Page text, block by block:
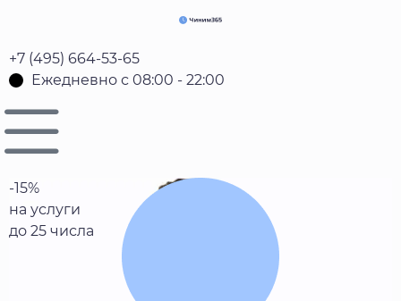
+7 (495) 664-53-65
Ежедневно с 08:00 - 22:00
Установка
мебельного
доводчика
-15%
на услуги
до 25 числа